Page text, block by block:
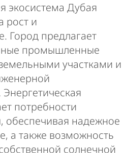
экосистема Дубая
рост и
Город предлагает
промышленные
участками и
потребности
надежное
а также возможность
солнечной